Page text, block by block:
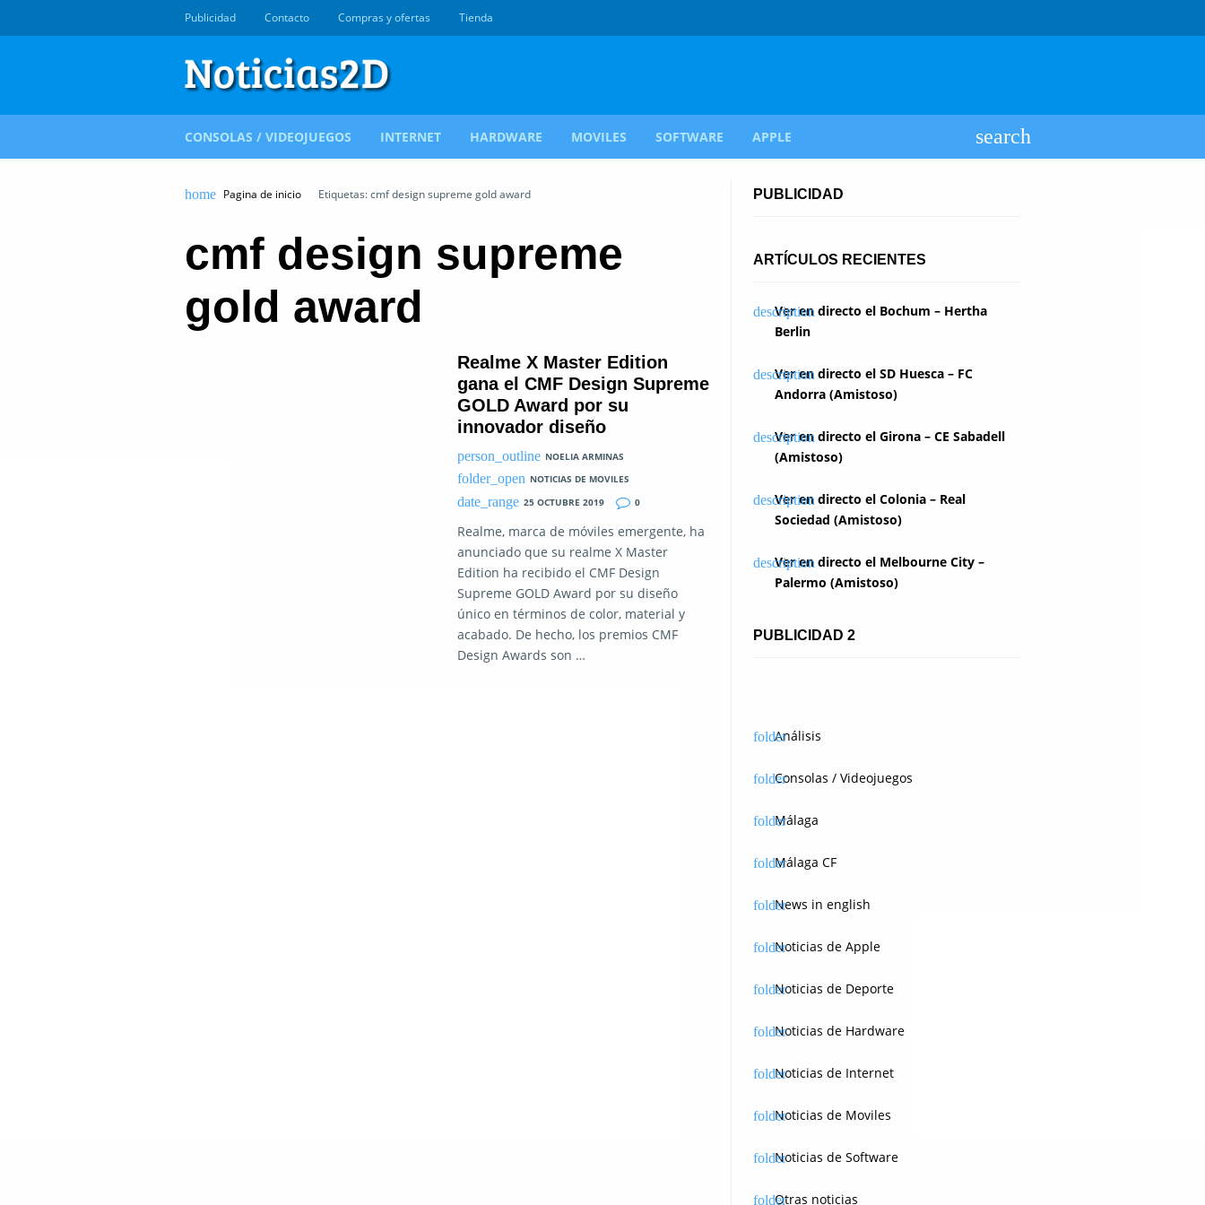
Publicidad Contacto Compras y ofertas Tienda
CONSOLAS / VIDEOJUEGOS INTERNET HARDWARE MOVILES SOFTWARE APPLE
Pagina de inicio Etiquetas: cmf design supreme gold award
cmf design supreme
gold award
Realme X Master Edition
gana el CMF Design Supreme
GOLD Award por su
innovador diseño
NOELIA ARMINAS
NOTICIAS DE MOVILES
25 OCTUBRE 2019
0
Realme, marca de móviles emergente, ha
anunciado que su realme X Master
Edition ha recibido el CMF Design
Supreme GOLD Award por su diseño
único en términos de color, material y
acabado. De hecho, los premios CMF
Design Awards son …
PUBLICIDAD
ARTÍCULOS RECIENTES
Ver en directo el Bochum – Hertha
Berlin
Ver en directo el SD Huesca – FC
Andorra (Amistoso)
Ver en directo el Girona – CE Sabadell
(Amistoso)
Ver en directo el Colonia – Real
Sociedad (Amistoso)
Ver en directo el Melbourne City –
Palermo (Amistoso)
PUBLICIDAD 2
Análisis
Consolas / Videojuegos
Málaga
Málaga CF
News in english
Noticias de Apple
Noticias de Deporte
Noticias de Hardware
Noticias de Internet
Noticias de Moviles
Noticias de Software
Otras noticias